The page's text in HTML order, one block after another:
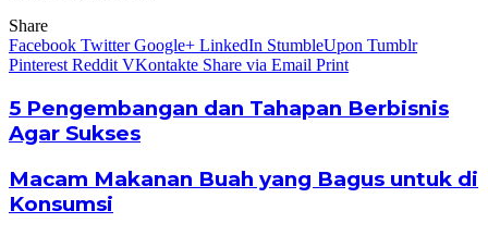
Share
Facebook Twitter Google+ LinkedIn StumbleUpon Tumblr
Pinterest Reddit VKontakte Share via Email Print
5 Pengembangan dan Tahapan Berbisnis
Agar Sukses
Macam Makanan Buah yang Bagus untuk di
Konsumsi